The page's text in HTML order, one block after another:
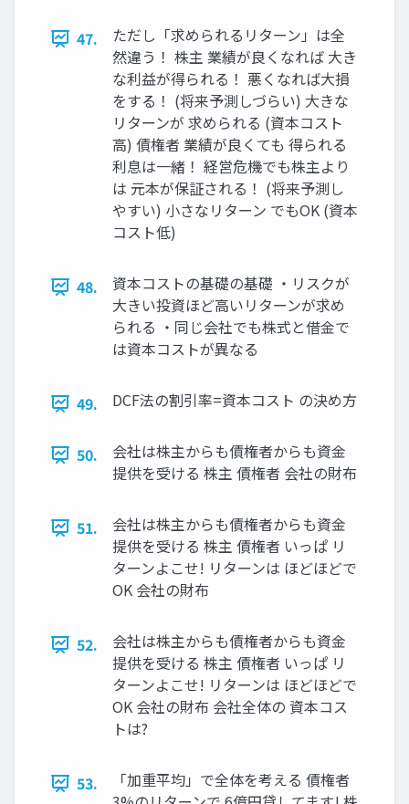
47.
ただし「求められるリターン」は全
然違う！ 株主 業績が良くなれば 大き
な利益が得られる！ 悪くなれば大損
をする！ (将来予測しづらい) 大きな
リターンが 求められる (資本コスト
高) 債権者 業績が良くても 得られる
利息は一緒！ 経営危機でも株主より
は 元本が保証される！ (将来予測し
やすい) 小さなリターン でもOK (資本
コスト低)
48.
資本コストの基礎の基礎 ・リスクが
大きい投資ほど高いリターンが求め
られる ・同じ会社でも株式と借金で
は資本コストが異なる
49. DCF法の割引率=資本コスト の決め方
50.
会社は株主からも債権者からも資金
提供を受ける 株主 債権者 会社の財布
51.
会社は株主からも債権者からも資金
提供を受ける 株主 債権者 いっぱ リ
ターンよこせ! リターンは ほどほどで
OK 会社の財布
52.
会社は株主からも債権者からも資金
提供を受ける 株主 債権者 いっぱ リ
ターンよこせ! リターンは ほどほどで
OK 会社の財布 会社全体の 資本コス
トは?
53.
「加重平均」で全体を考える 債権者